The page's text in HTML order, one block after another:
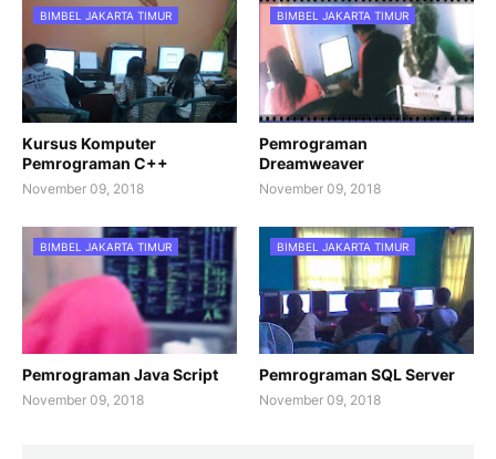
BIMBEL JAKARTA TIMUR
Kursus Komputer
Pemrograman C++
November 09, 2018
BIMBEL JAKARTA TIMUR
Pemrograman
Dreamweaver
November 09, 2018
BIMBEL JAKARTA TIMUR
Pemrograman Java Script
November 09, 2018
BIMBEL JAKARTA TIMUR
Pemrograman SQL Server
November 09, 2018